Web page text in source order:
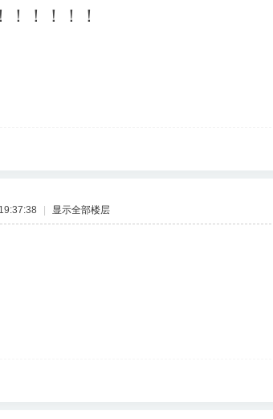
！！！！
显示全部楼层